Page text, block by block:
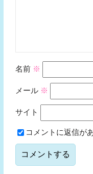
名前 ※
メール ※
サイト
コメントに返信が